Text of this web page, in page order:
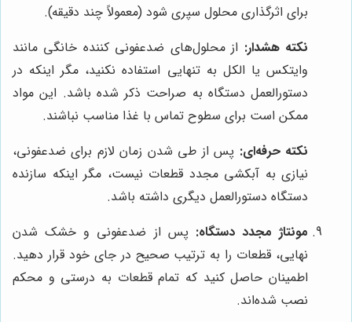
برای اثرگذاری محلول سپری شود (معمولاً چند دقیقه).
نکته هشدار: از محلول‌های ضدعفونی کننده خانگی مانند
وایتکس یا الکل به تنهایی استفاده نکنید، مگر اینکه در
دستورالعمل دستگاه به صراحت ذکر شده باشد. این مواد
ممکن است برای سطوح تماس با غذا مناسب نباشند.
نکته حرفه‌ای: پس از طی شدن زمان لازم برای ضدعفونی،
نیازی به آبکشی مجدد قطعات نیست، مگر اینکه سازنده
دستگاه دستورالعمل دیگری داشته باشد.
مونتاژ مجدد دستگاه: پس از ضدعفونی و خشک شدن
نهایی، قطعات را به ترتیب صحیح در جای خود قرار دهید.
اطمینان حاصل کنید که تمام قطعات به درستی و محکم
نصب شده‌اند.